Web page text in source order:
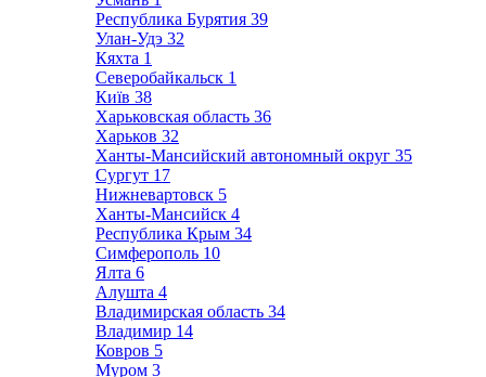
Республика Бурятия 39
Улан-Удэ 32
Кяхта 1
Северобайкальск 1
Київ 38
Харьковская область 36
Харьков 32
Ханты-Мансийский автономный округ 35
Сургут 17
Нижневартовск 5
Ханты-Мансийск 4
Республика Крым 34
Симферополь 10
Ялта 6
Алушта 4
Владимирская область 34
Владимир 14
Ковров 5
Муром 3